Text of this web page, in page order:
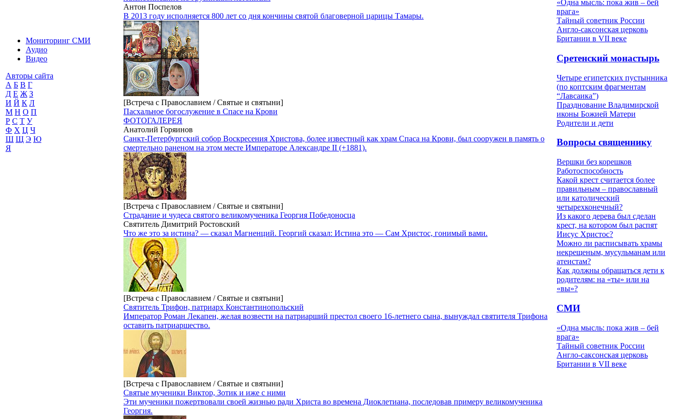
Мониторинг СМИ
Аудио
Видео
Авторы сайта
А Б В Г
Д Е Ж З
И Й К Л
М Н О П
Р С Т У
Ф Х Ц Ч
Ш Щ Э Ю
Я
Антон Поспелов
В 2013 году исполняется 800 лет со дня кончины святой благоверной царицы Тамары.
[Встреча с Православием / Святые и святыни]
Пасхальное богослужение в Спасе на Крови
ФОТОГАЛЕРЕЯ
Анатолий Горяинов
Санкт-Петербургский собор Воскресения Христова, более известный как храм Спаса на Крови, был сооружен в память о
смертельно раненом на этом месте Императоре Александре II (+1881).
[Встреча с Православием / Святые и святыни]
Страдание и чудеса святого великомученика Георгия Победоносца
Святитель Димитрий Ростовский
Что же это за истина? — сказал Магненций. Георгий сказал: Истина это — Сам Христос, гонимый вами.
[Встреча с Православием / Святые и святыни]
Святитель Трифон, патриарх Константинопольский
Император Роман Лекапен, желая возвести на патриарший престол своего 16-летнего сына, вынуждал святителя Трифона
оставить патриаршество.
[Встреча с Православием / Святые и святыни]
Святые мученики Виктор, Зотик и иже с ними
Эти мученики пожертвовали своей жизнью ради Христа во времена Диоклетиана, последовав примеру великомученика
Георгия.
«Одна мысль: пока жив – бей
врага»
Тайный советник России
Англо-саксонская церковь
Британии в VII веке
Сретенский монастырь
Четыре египетских пустынника
(по коптским фрагментам
“Лавсаика”)
Празднование Владимирской
иконы Божией Матери
Родители и дети
Вопросы священнику
Вершки без корешков
Работоспособность
Какой крест считается более
правильным – православный
или католический
четырехконечный?
Из какого дерева был сделан
крест, на котором был распят
Иисус Христос?
Можно ли расписывать храмы
некрещеным, мусульманам или
атеистам?
Как должны обращаться дети к
родителям: на «ты» или на
«вы»?
СМИ
«Одна мысль: пока жив – бей
врага»
Тайный советник России
Англо-саксонская церковь
Британии в VII веке